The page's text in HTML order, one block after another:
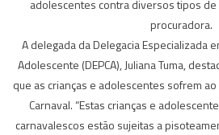
adolescentes contra diversos tipos de
procuradora.
A delegada da Delegacia Especializada
Adolescente (DEPCA), Juliana Tuma,
que as crianças e adolescentes sofrem
Carnaval. “Estas crianças e
carnavalescos estão sujeitas a